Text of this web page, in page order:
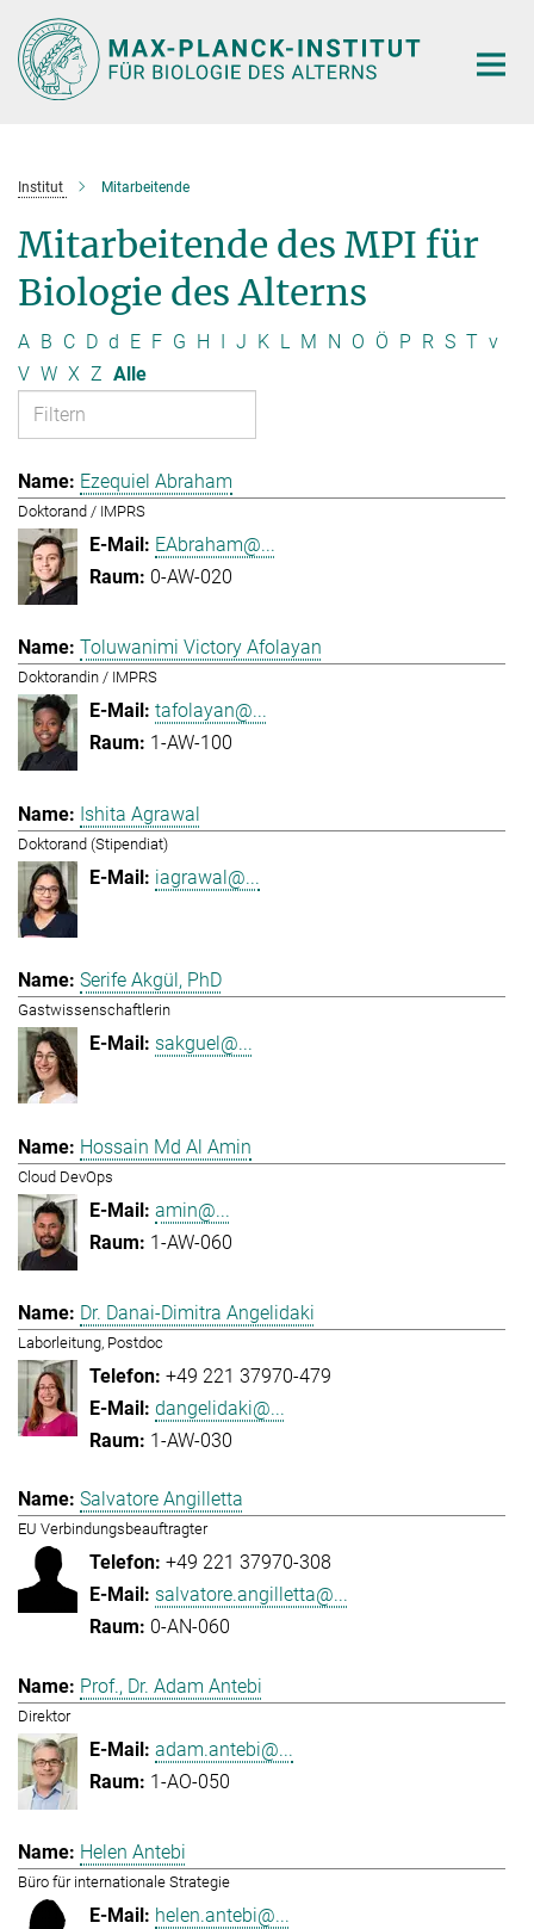
Hauptinhalt
Institut Mitarbeitende
Mitarbeitende des MPI für
Biologie des Alterns
A B C D d E F G H I J K L M N O Ö P R S T v
V W X Z Alle
Ezequiel Abraham
Doktorand / IMPRS
EAbraham@...
0-AW-020
Toluwanimi Victory Afolayan
Doktorandin / IMPRS
tafolayan@...
1-AW-100
Ishita Agrawal
Doktorand (Stipendiat)
iagrawal@...
Serife Akgül, PhD
Gastwissenschaftlerin
sakguel@...
Hossain Md Al Amin
Cloud DevOps
amin@...
1-AW-060
Dr. Danai-Dimitra Angelidaki
Laborleitung, Postdoc
+49 221 37970-479
dangelidaki@...
1-AW-030
Salvatore Angilletta
EU Verbindungsbeauftragter
+49 221 37970-308
salvatore.angilletta@...
0-AN-060
Prof., Dr. Adam Antebi
Direktor
adam.antebi@...
1-AO-050
Helen Antebi
Büro für internationale Strategie
helen.antebi@...